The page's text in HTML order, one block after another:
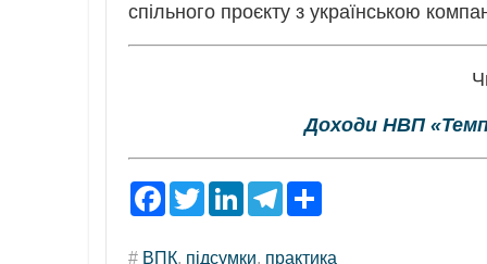
спільного проєкту з українською
Доходи НВП
F
a
b
T
w
t
L
e
T
g
e
# ВПК, підсумки, практика